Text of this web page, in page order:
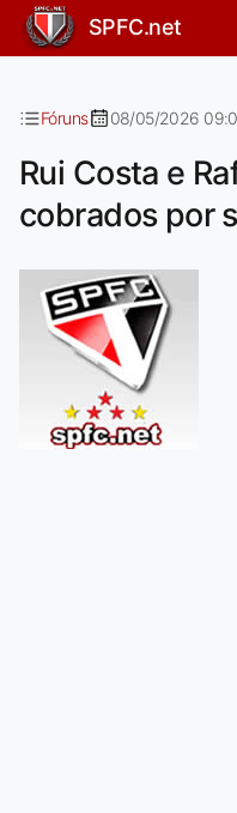
Rui Costa e
SPFC.net
Fóruns 08/05/2026
Rui Costa e
cobrados por